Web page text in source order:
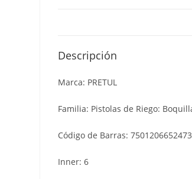
Descripción
Marca: PRETUL
Familia: Pistolas de Riego:
Código de Barras: 7501206652473
Inner: 6